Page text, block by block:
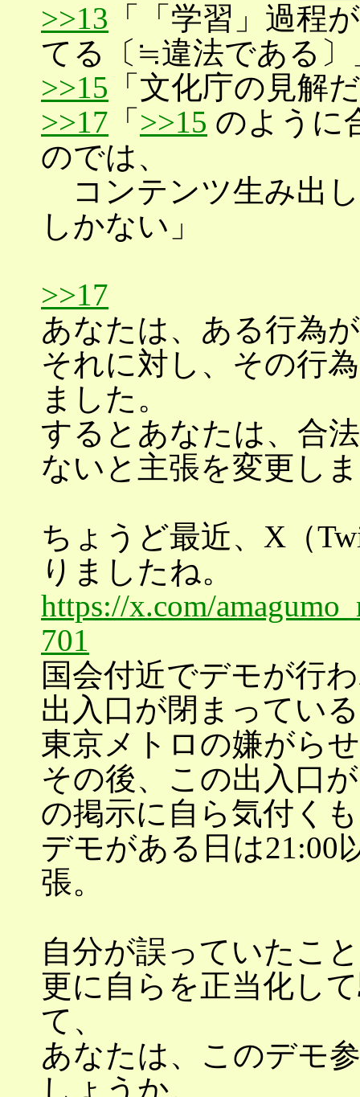
>>13 「「学習」過程
てる〔≒違法である〕
>>15 「文化庁の見解
>>17 「 >>15 のように
のでは、
コンテンツ生み出
しかない」
>>17
あなたは、ある行為
それに対し、その行
ました。
するとあなたは、合
ないと主張を変更し
ちょうど最近、X（
りましたね。
https://x.com/
701
国会付近でデモが行
出入口が閉まってい
東京メトロの嫌がら
その後、この出入口
の掲示に自ら気付く
デモがある日は21:00
張。
自分が誤っていたこ
更に自らを正当化し
て、
あなたは、このデモ
しょうか。